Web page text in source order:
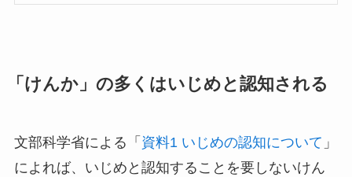
「けんか」の多くはいじめと認知される
文部科学省による「 資料1 いじめの認知について 」
によれば、いじめと認知することを要しないけん